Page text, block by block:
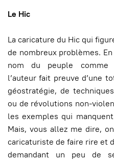
Le Hic
La caricature du Hic qui
de nombreux problèmes.
nom du peuple comme
l’auteur fait preuve d’une
géostratégie, de
ou de révolutions non-
les exemples qui
Mais, vous allez me dire,
caricaturiste de faire rire et
demandant un peu de